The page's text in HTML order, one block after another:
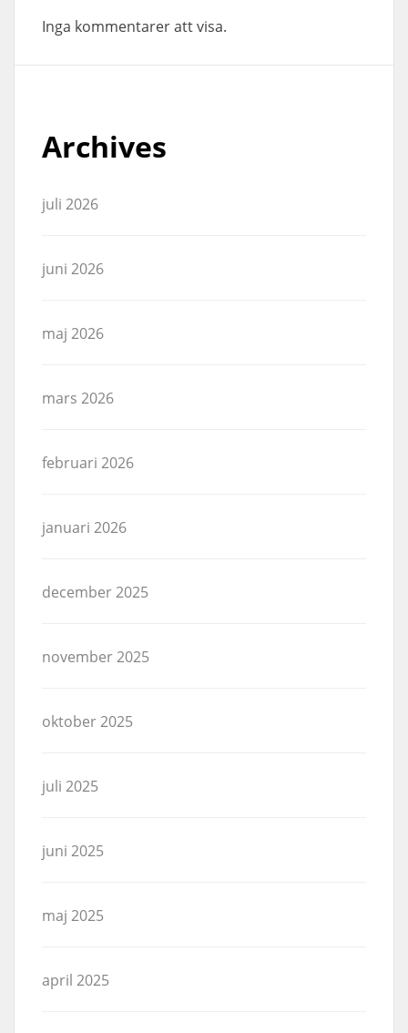
Inga kommentarer att visa.
Archives
juli 2026
juni 2026
maj 2026
mars 2026
februari 2026
januari 2026
december 2025
november 2025
oktober 2025
juli 2025
juni 2025
maj 2025
april 2025